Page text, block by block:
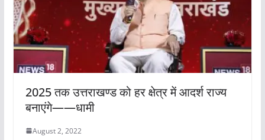
2025 तक उत्तराखण्ड को हर क्षेत्र में आदर्श राज्य
बनाएंगे——धामी
August 2, 2022